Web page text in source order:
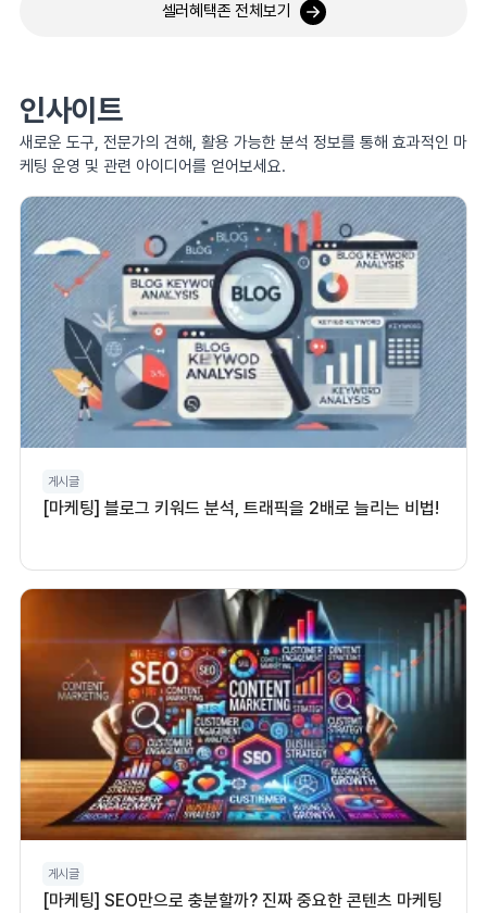
셀러혜택존 전체보기
인사이트
새로운 도구, 전문가의 견해, 활용 가능한 분석 정보를 통해 효과적인 마
케팅 운영 및 관련 아이디어를 얻어보세요.
게시글
[마케팅] 블로그 키워드 분석, 트래픽을 2배로 늘리는 비법!
게시글
[마케팅] SEO만으로 충분할까? 진짜 중요한 콘텐츠 마케팅